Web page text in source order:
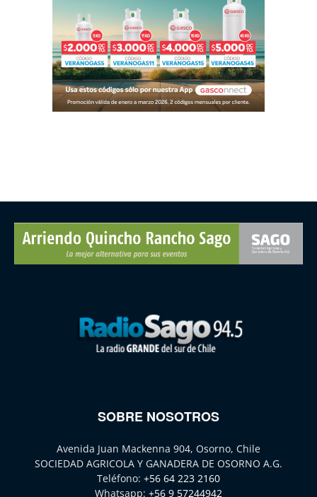
SOBRE NOSOTROS
Avenida Juan Mackenna 904, Osorno, Chile
SOCIEDAD AGRICOLA Y GANADERA DE OSORNO A.G.
Teléfono: +56 64 223 2160
Whatsapp: +56 9 57244942